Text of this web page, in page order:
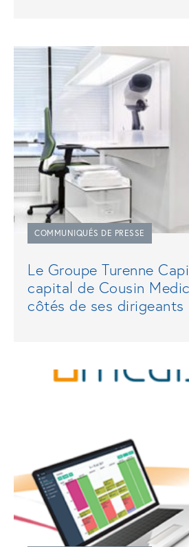
COMMUNIQUÉS DE PRESSE
Le Groupe Turenne
capital de Cousin
côtés de ses dirigeants